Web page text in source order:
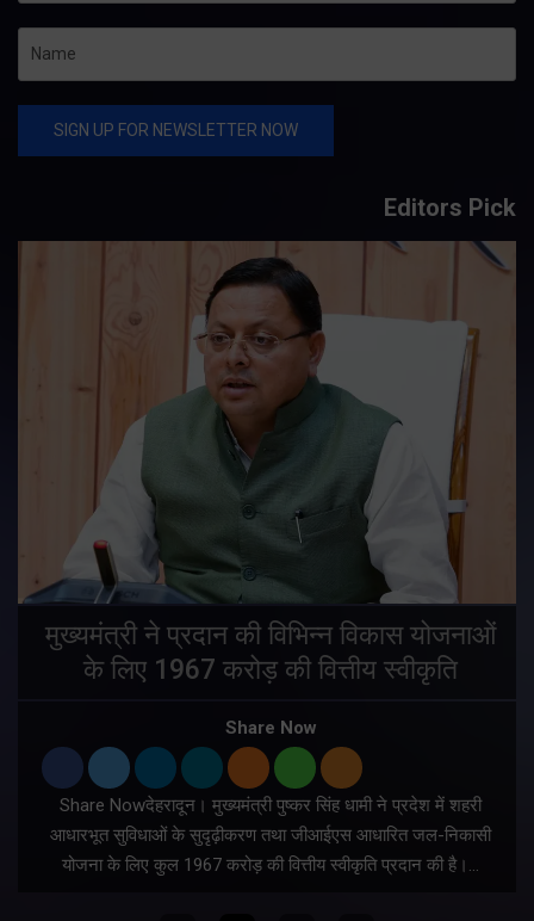
Editors Pick
मुख्यमंत्री ने प्रदान की विभिन्न विकास योजनाओं
के लिए 1967 करोड़ की वित्तीय स्वीकृति
Share Now
Share Nowदेहरादून। मुख्यमंत्री पुष्कर सिंह धामी ने प्रदेश में शहरी
आधारभूत सुविधाओं के सुदृढ़ीकरण तथा जीआईएस आधारित जल-निकासी
योजना के लिए कुल 1967 करोड़ की वित्तीय स्वीकृति प्रदान की है।…